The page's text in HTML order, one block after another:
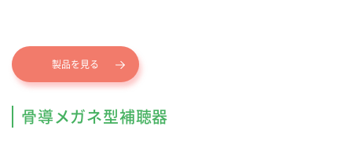
製品を見る
骨導メガネ型補聴器